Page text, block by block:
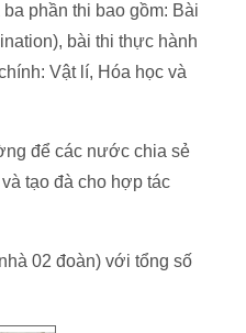
phần thi bao gồm: Bài
bài thi thực hành
Vật lí, Hóa học và
để các nước chia sẻ
tạo đà cho hợp tác
02 đoàn) với tổng số